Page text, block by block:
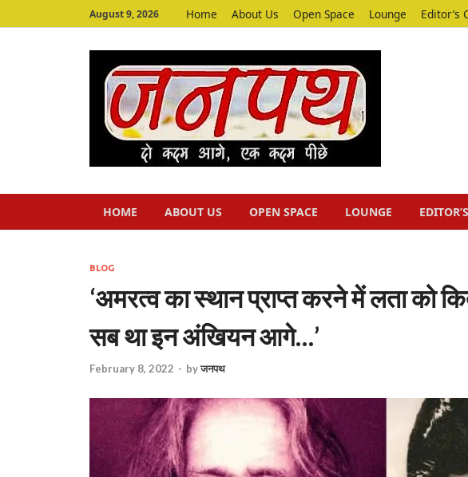
August 9, 2026 Home About Us Open Space Lounge Editor’s
HOME ABOUT US OPEN SPACE LOUNGE
BLOG
‘अमरत्व का स्थान प्राप्त करने में लता को
सब था इन अंखियन आगे…’
February 8, 2022 - byजनपथ